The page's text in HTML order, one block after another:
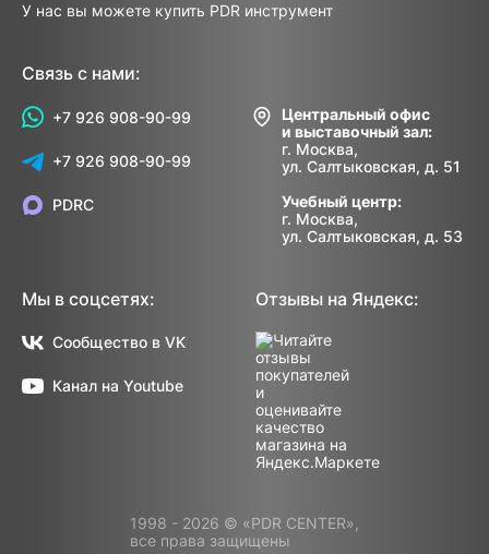
У нас вы можете купить PDR инструмент
Связь с нами:
+7 926 908-90-99
+7 926 908-90-99
Центральный офис
и выставочный зал:
г. Москва,
ул. Салтыковская, д. 51
Учебный центр:
г. Москва,
ул. Салтыковская, д. 53
PDRC
Мы в соцсетях:
Сообщество в VK
Канал на Youtube
Отзывы на Яндекс:
1998 - 2026 © «PDR CENTER»,
все права защищены